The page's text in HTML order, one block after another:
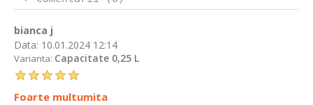
bianca j
Data: 10.01.2024 12:14
Varianta: Capacitate 0,25 L
Foarte multumita